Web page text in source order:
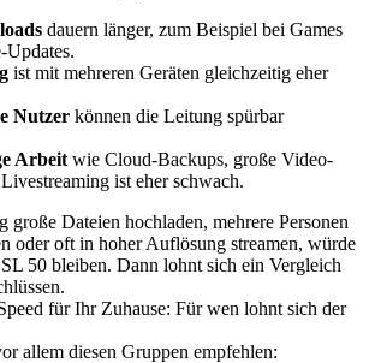
dauern länger, zum Beispiel bei Games
Updates.
ist mit mehreren Geräten gleichzeitig eher
Nutzer können die Leitung spürbar
Arbeit wie Cloud-Backups, große Video-
ist eher schwach.
große Dateien hochladen, mehrere Personen
oder oft in hoher Auflösung streamen, würde
50 bleiben. Dann lohnt sich ein Vergleich
für Ihr Zuhause: Für wen lohnt sich der
allem diesen Gruppen empfehlen: